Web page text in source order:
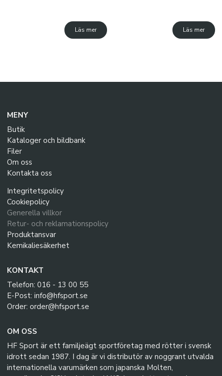
Läs mer Läs mer
MENY
Butik
Kataloger och bildbank
Filer
Om oss
Kontakta oss
Integritetspolicy
Cookiepolicy
Generella villkor
Retur- och reklamationspolicy
Produktansvar
Kemikaliesäkerhet
KONTAKT
Telefon: 016 - 13 00 55
E-Post: info@hfsport.se
Order: order@hfsport.se
OM OSS
HF Sport är ett familjeägt sportföretag med rötter i svensk
idrott sedan 1987. I dag är vi distributör av noggrant utvalda
internationella varumärken som japanska Molten,